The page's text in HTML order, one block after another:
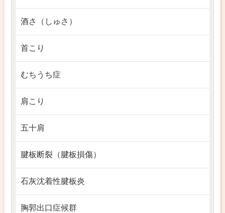
酒さ（しゅさ）
首こり
むちうち症
肩こり
五十肩
腱板断裂（腱板損傷）
石灰沈着性腱板炎
胸郭出口症候群